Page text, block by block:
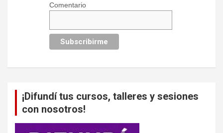
Comentario
¡Difundí tus cursos, talleres y sesiones
con nosotros!